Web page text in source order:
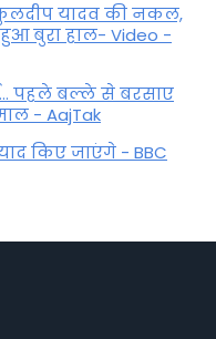
कुलदीप यादव की नकल,
बुरा हाल- Video -
पहले बल्ले से बरसाए
- AajTak
किए जाएंगे - BBC